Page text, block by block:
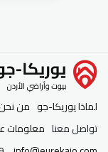
لماذا يوريكا-جو من
تواصل معنا معلومات